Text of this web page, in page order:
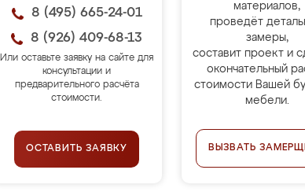
8 (495) 665-24-01
8 (926) 409-68-13
Или оставьте заявку на сайте для
консультации и
предварительного расчёта
стоимости.
ОСТАВИТЬ ЗАЯВКУ
материалов,
проведёт
замеры,
составит проект и
окончательный
стоимости Вашей
мебели.
ВЫЗВАТЬ